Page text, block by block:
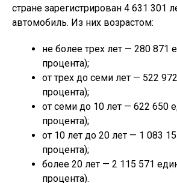
стране зарегистрирован 4 631 301
автомобиль. Из них возрастом:
не более трех лет — 280 871
процента);
от трех до семи лет — 522
процента);
от семи до 10 лет — 622 650
процента);
от 10 лет до 20 лет — 1 083
процента);
более 20 лет — 2 115 571
процента).